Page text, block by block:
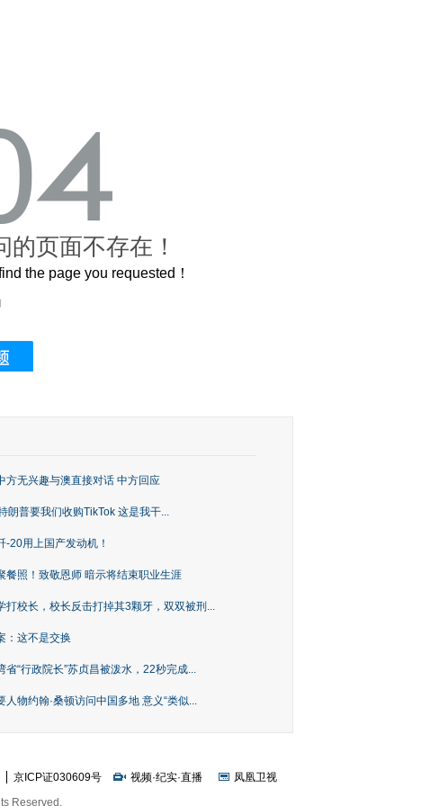
城
的页面不存在！
the page you requested！
方无兴趣与澳直接对话 中方回应
朗普要我们收购TikTok 这是我干...
-20用上国产发动机！
餐照！致敬恩师 暗示将结束职业生涯
打校长，校长反击打掉其3颗牙，双双被刑...
：这不是交换
省“行政院长”苏贞昌被泼水，22秒完成...
人物约翰·桑顿访问中国多地 意义“类似...
京ICP证030609号 视频·纪实·直播
凤凰卫视
Reserved.